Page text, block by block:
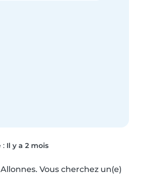
: Il y a 2 mois
Vous cherchez un(e)